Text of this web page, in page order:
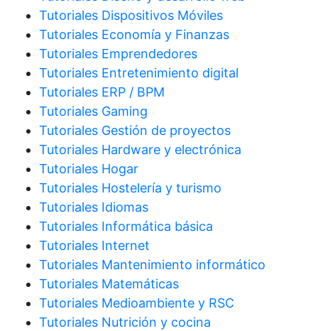
Tutoriales Dispositivos Móviles
Tutoriales Economía y Finanzas
Tutoriales Emprendedores
Tutoriales Entretenimiento digital
Tutoriales ERP / BPM
Tutoriales Gaming
Tutoriales Gestión de proyectos
Tutoriales Hardware y electrónica
Tutoriales Hogar
Tutoriales Hostelería y turismo
Tutoriales Idiomas
Tutoriales Informática básica
Tutoriales Internet
Tutoriales Mantenimiento informático
Tutoriales Matemáticas
Tutoriales Medioambiente y RSC
Tutoriales Nutrición y cocina